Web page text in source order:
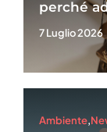
perché
7 Luglio 2026
Ambiente,